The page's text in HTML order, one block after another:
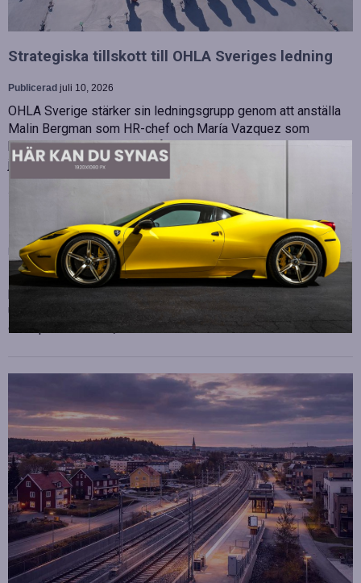
Strategiska tillskott till OHLA Sveriges ledning
Publicerad juli 10, 2026
OHLA Sverige stärker sin ledningsgrupp genom att anställa
Malin Bergman som HR-chef och María Vazquez som
biträdande ekonomichef. Båda började sina nya tjänster den 1
juni 2026 och kommer att…
Betydelsen av snabb internetanslutning för e-
Publiceradjuli 10, 2026
E-sport har utvecklats från att vara en hobby till en
professionell disciplin där varje millisekund kan avgöra
utgången av en tävling. Spelare lägger stor vikt vid hårdvara
och spelmekaniker, men…